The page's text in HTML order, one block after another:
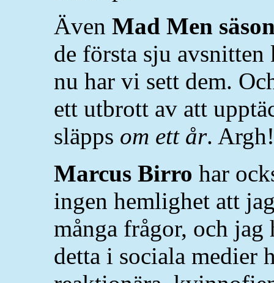
Även Mad Men
de första sju
nu har vi sett dem.
ett utbrott av att
släpps om ett år. Argh!
Marcus Birro har
ingen hemlighet att
många frågor, och
detta i sociala medier